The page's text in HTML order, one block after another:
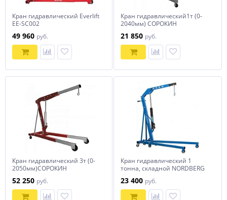
Кран гидравлический Everlift
EE-SC002
49 960 руб.
Кран гидравлический1т (0-
2040мм) СОРОКИН
21 850 руб.
Кран гидравлический 3т (0-
2050мм)СОРОКИН
52 250 руб.
Кран гидравлический 1
тонна, складной NORDBERG
23 400 руб.